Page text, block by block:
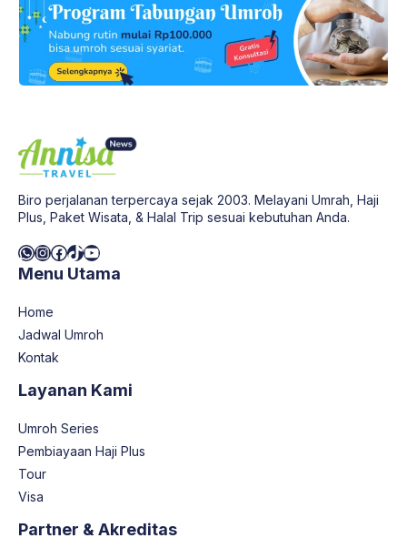
Biro perjalanan terpercaya sejak 2003. Melayani Umrah, Haji
Plus, Paket Wisata, & Halal Trip sesuai kebutuhan Anda.
WhatsApp
Instagram
Facebook
TikTok
YouTube
Menu Utama
Home
Jadwal Umroh
Kontak
Layanan Kami
Umroh Series
Pembiayaan Haji Plus
Tour
Visa
Partner & Akreditas